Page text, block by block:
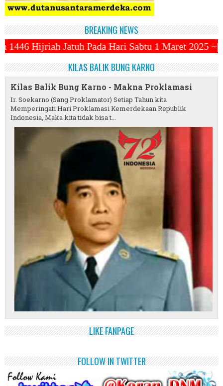
BREAKING NEWS
Hari Sabtu 1 Maret 2025 ~||~ 1 Syawal Jatuh
KILAS BALIK BUNG KARNO
Kilas Balik Bung Karno - Makna Proklamasi
Ir. Soekarno (Sang Proklamator) Setiap Tahun kita
Memperingati Hari Proklamasi Kemerdekaan Republik
Indonesia, Maka kita tidak bisa t...
LIKE FANPAGE
FOLLOW IN TWITTER